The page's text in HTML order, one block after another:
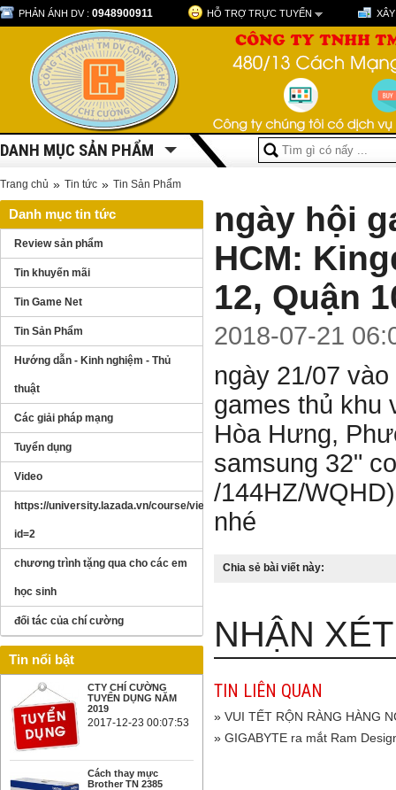
PHẢN ÁNH DV : 0948900911 HỖ TRỢ TRỰC TUYẾN
DANH MỤC SẢN PHẨM
Trang chủ » Tin tức » Tin Sản Phẩm
Danh mục tin tức
Review sản phẩm
Tin khuyến mãi
Tin Game Net
Tin Sản Phẩm
Hướng dẫn - Kinh nghiệm - Thủ
thuật
Các giải pháp mạng
Tuyển dụng
Video
https://university.lazada.vn/course/view.php?
id=2
chương trình tặng qua cho các em
học sinh
đối tác của chí cường
Tin nổi bật
CTY CHÍ CƯỜNG
TUYỂN DỤNG NĂM
2019
2017-12-23 00:07:53
Cách thay mực
Brother TN 2385
ngày hội
HCM:
12, Quận
2018-07-21
ngày 21/07
games thủ khu
Hòa Hưng,
samsung 32"
/144HZ/
nhé
Chia sẻ bài viết này:
NHẬN
TIN LIÊN QUAN
» VUI TẾT RỘN RÀNG HÀNG
» GIGABYTE ra mắt Ram